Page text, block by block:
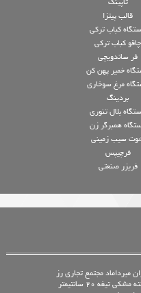
قالب پیتزا
کباب ترکی
چاقو کباب ترکی
فر ساندویچی
خمیر پهن کن
مرغ سوخاری
بردینگ
بلال تنوری
همبرگر زن
سیب زمینی
فرچیپس
فریزر صنعتی
میرداماد مجتمع تجاری رز
20 سانتیمتر